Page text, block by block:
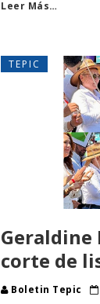
Leer Más…
TEPIC
Geraldine
corte de
Boletin Tepic